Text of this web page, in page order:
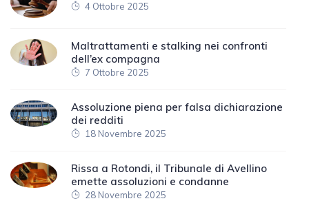
4 Ottobre 2025
Maltrattamenti e stalking nei confronti
dell’ex compagna
7 Ottobre 2025
Assoluzione piena per falsa dichiarazione
dei redditi
18 Novembre 2025
Rissa a Rotondi, il Tribunale di Avellino
emette assoluzioni e condanne
28 Novembre 2025